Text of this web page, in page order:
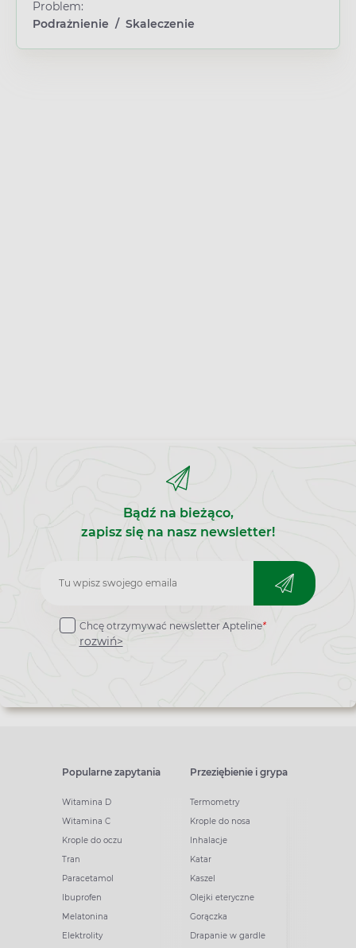
Problem:
Podrażnienie / Skaleczenie
Bądź na bieżąco,
zapisz się na nasz newsletter!
Zapisz
do
newslettera
Chcę otrzymywać newsletter Apteline*
rozwiń>
Popularne zapytania
Witamina D
Witamina C
Krople do oczu
Tran
Paracetamol
Ibuprofen
Melatonina
Elektrolity
Przeziębienie i grypa
Termometry
Krople do nosa
Inhalacje
Katar
Kaszel
Olejki eteryczne
Gorączka
Drapanie w gardle